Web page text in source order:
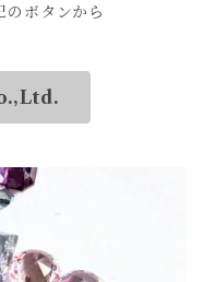
のボタンから